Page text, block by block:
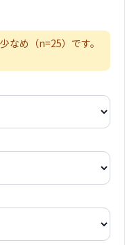
なめ（n=25）です。